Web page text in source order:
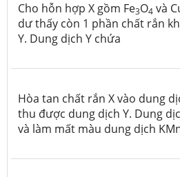
Cho hỗn hợp X gồm Fe3O4 và
dư thấy còn 1 phần chất rắn
Y. Dung dịch Y chứa
Hòa tan chất rắn X vào dung
thu được dung dịch Y. Dung
và làm mất màu dung dịch